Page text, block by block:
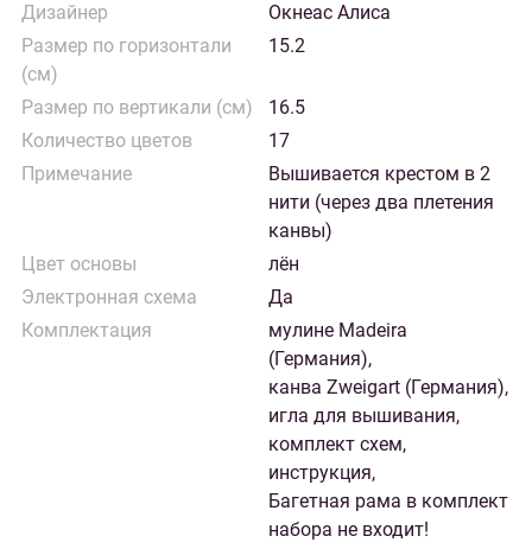
Дизайнер
Окнеас Алиса
Размер по горизонтали
(см)
15.2
Размер по вертикали (см)
16.5
Количество цветов
17
Примечание
Вышивается крестом в 2
нити (через два плетения
канвы)
Цвет основы
лён
Электронная схема
Да
Комплектация
мулине Madeira
(Германия),
канва Zweigart (Германия),
игла для вышивания,
комплект схем,
инструкция,
Багетная рама в комплект
набора не входит!